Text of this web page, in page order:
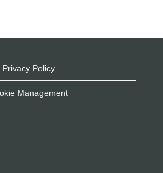
Privacy Policy
Management